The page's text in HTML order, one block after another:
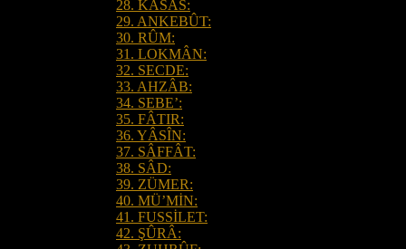
28. KASAS:
29. ANKEBÛT:
30. RÛM:
31. LOKMÂN:
32. SECDE:
33. AHZÂB:
34. SEBE’:
35. FÂTIR:
36. YÂSÎN:
37. SÂFFÂT:
38. SÂD:
39. ZÜMER:
40. MÜ’MİN:
41. FUSSİLET:
42. ŞÛRÂ: